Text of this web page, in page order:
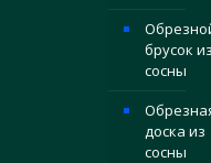
брусок
сосны
доска из
сосны